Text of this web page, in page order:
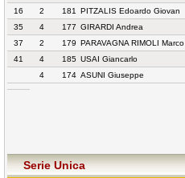
16
2 181 PITZALIS Edoardo Giovan
35
4 177 GIRARDI Andrea
37
2 179 PARAVAGNA RIMOLI Marco
41
4 185 USAI Giancarlo
4
174 ASUNI Giuseppe
Serie Unica